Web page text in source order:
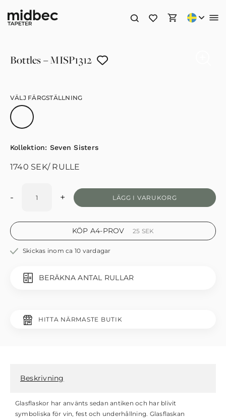
Bottles – MISP1312
Kollektion: Seven Sisters
VÄLJ FÄRGSTÄLLNING
1740 SEK/ RULLE
- + LÄGG I VARUKORG
Skickas inom ca 10 vardagar
BERÄKNA ANTAL RULLAR
KÖP A4-PROV 25 SEK
HITTA NÄRMASTE BUTIK
Beskrivning
Glasflaskor har använts sedan antiken och har blivit
symboliska för vin, fest och underhållning. Glasflaskan